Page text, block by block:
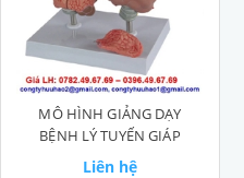
MÔ HÌNH GIẢNG DẠY
BỆNH LÝ TUYẾN GIÁP
Liên hệ